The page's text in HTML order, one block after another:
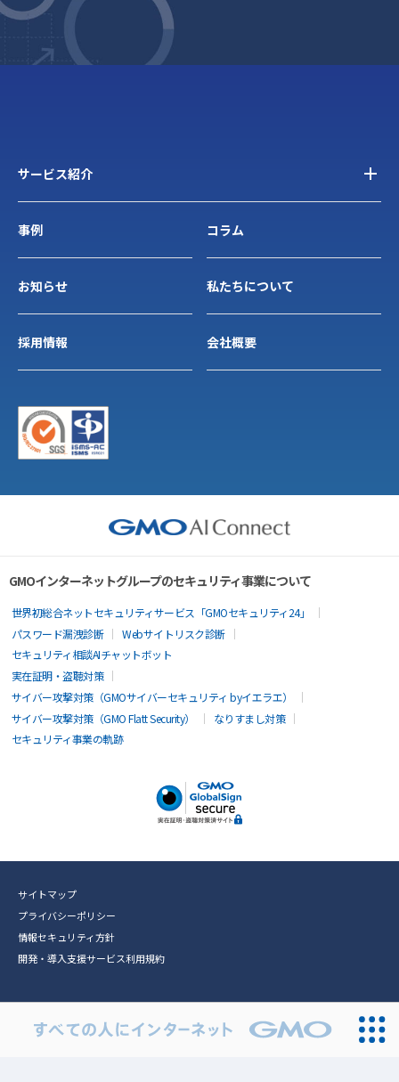
サービス紹介
事例 コラム
お知らせ 私たちについて
採用情報 会社概要
GMOインターネットグループのセキュリティ事業について
世界初総合ネットセキュリティサービス「GMOセキュリティ24」
パスワード漏洩診断
Webサイトリスク診断
セキュリティ相談AIチャットボット
実在証明・盗聴対策
サイバー攻撃対策（GMOサイバーセキュリティ byイエラエ）
サイバー攻撃対策（GMO Flatt Security）
なりすまし対策
セキュリティ事業の軌跡
サイトマップ
プライバシーポリシー
情報セキュリティ方針
開発・導入支援サービス利用規約